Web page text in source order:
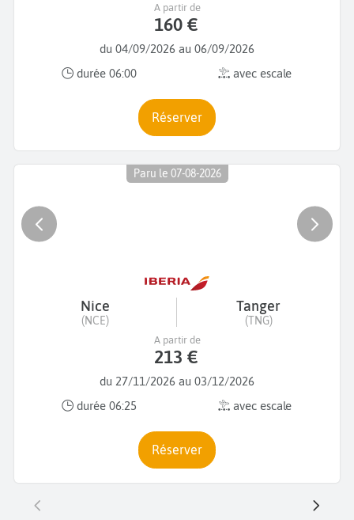
du 04/09/2026 au 06/09/2026
durée 06:00
avec escale
A partir de
160 €
Réserver
Paru le 07-08-2026
Nice
(NCE)
Tanger
(TNG)
du 27/11/2026 au 03/12/2026
durée 06:25
avec escale
A partir de
213 €
Réserver